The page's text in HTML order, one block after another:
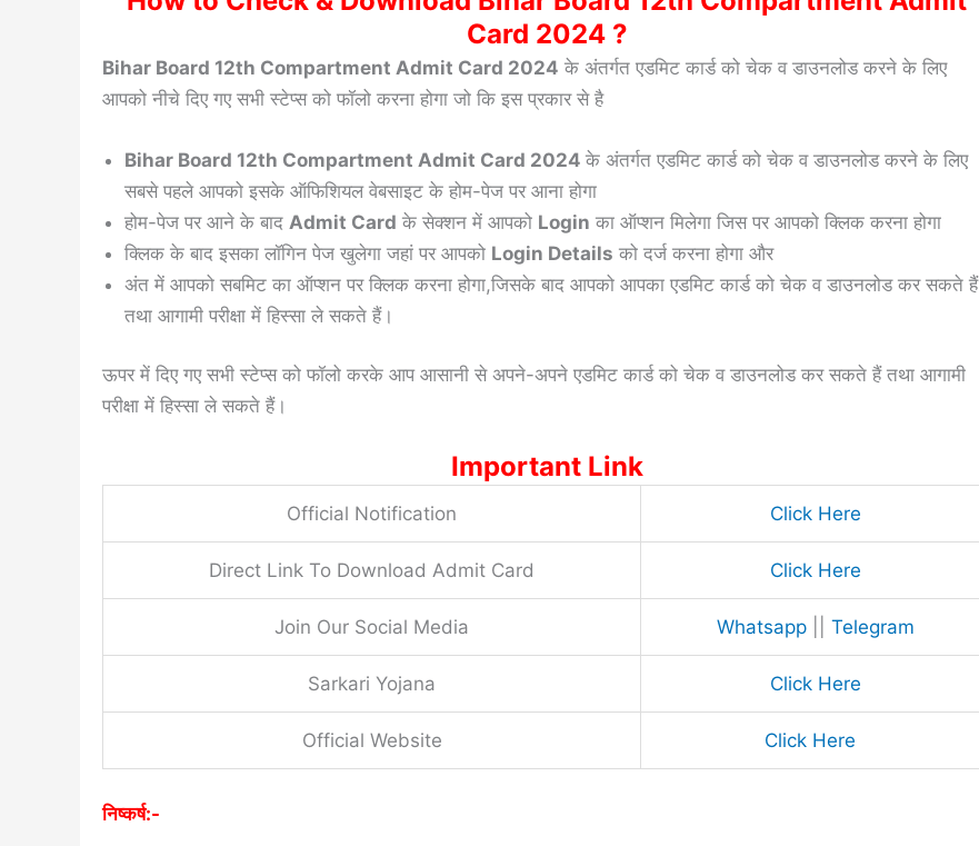
Card 2024 ?
Bihar Board 12th Compartment Admit Card 2024 के अंतर्गत एडमिट कार्ड को चेक व डाउनलोड करने के लिए
आपको नीचे दिए गए सभी स्टेप्स को फॉलो करना होगा जो कि इस प्रकार से है
Bihar Board 12th Compartment Admit Card 2024 के अंतर्गत एडमिट कार्ड को चेक व डाउनलोड करने के लिए
सबसे पहले आपको इसके ऑफिशियल वेबसाइट के होम-पेज पर आना होगा
होम-पेज पर आने के बाद Admit Card के सेक्शन में आपको Login का ऑप्शन मिलेगा जिस पर आपको क्लिक करना होगा
क्लिक के बाद इसका लॉगिन पेज खुलेगा जहां पर आपको Login Details को दर्ज करना होगा और
अंत में आपको सबमिट का ऑप्शन पर क्लिक करना होगा,जिसके बाद आपको आपका एडमिट कार्ड को चेक व डाउनलोड कर सकते हैं
तथा आगामी परीक्षा में हिस्सा ले सकते हैं।
ऊपर में दिए गए सभी स्टेप्स को फॉलो करके आप आसानी से अपने-अपने एडमिट कार्ड को चेक व डाउनलोड कर सकते हैं तथा आगामी
परीक्षा में हिस्सा ले सकते हैं।
Important Link
Official Notification Click Here
Direct Link To Download Admit Card Click Here
Join Our Social Media Whatsapp Telegram
Sarkari Yojana Click Here
Official Website Click Here
निष्कर्ष:-